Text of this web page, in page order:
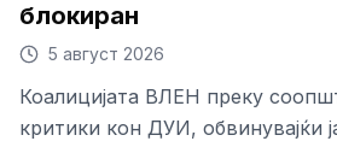
блокиран
5 август 2026
Коалицијата ВЛЕН преку
критики кон ДУИ, обвинувајќи